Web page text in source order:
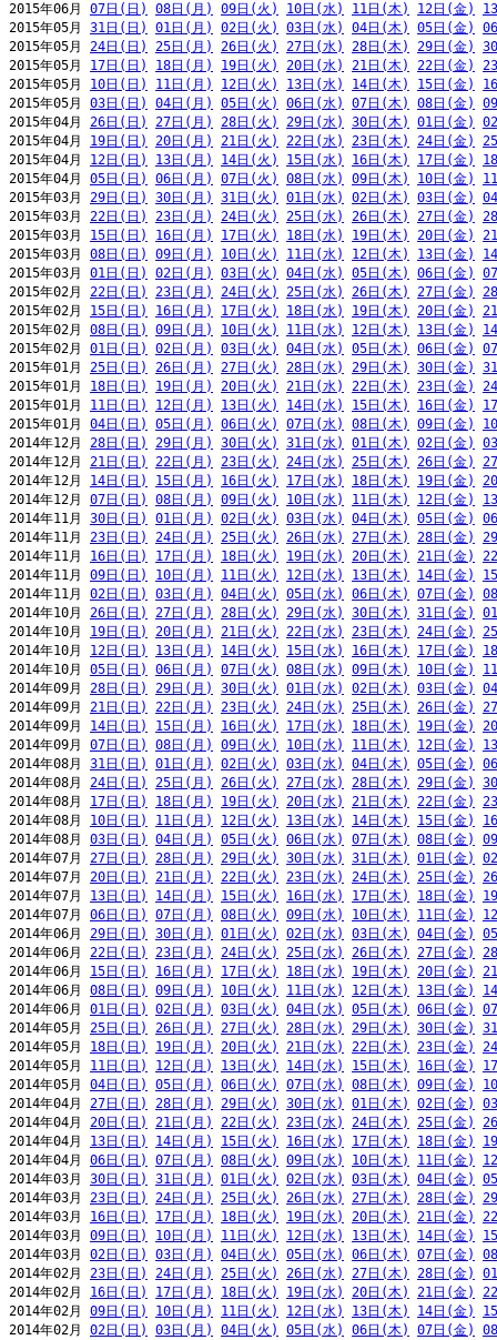
2015年06月 07日(日) 08日(月) 09日(火) 10日(水) 11日(木) 12日(金)
2015年05月 31日(日) 01日(月) 02日(火) 03日(水) 04日(木) 05日(金)
2015年05月 24日(日) 25日(月) 26日(火) 27日(水) 28日(木) 29日(金)
2015年05月 17日(日) 18日(月) 19日(火) 20日(水) 21日(木) 22日(金)
2015年05月 10日(日) 11日(月) 12日(火) 13日(水) 14日(木) 15日(金)
2015年05月 03日(日) 04日(月) 05日(火) 06日(水) 07日(木) 08日(金)
2015年04月 26日(日) 27日(月) 28日(火) 29日(水) 30日(木) 01日(金)
2015年04月 19日(日) 20日(月) 21日(火) 22日(水) 23日(木) 24日(金)
2015年04月 12日(日) 13日(月) 14日(火) 15日(水) 16日(木) 17日(金)
2015年04月 05日(日) 06日(月) 07日(火) 08日(水) 09日(木) 10日(金)
2015年03月 29日(日) 30日(月) 31日(火) 01日(水) 02日(木) 03日(金)
2015年03月 22日(日) 23日(月) 24日(火) 25日(水) 26日(木) 27日(金)
2015年03月 15日(日) 16日(月) 17日(火) 18日(水) 19日(木) 20日(金)
2015年03月 08日(日) 09日(月) 10日(火) 11日(水) 12日(木) 13日(金)
2015年03月 01日(日) 02日(月) 03日(火) 04日(水) 05日(木) 06日(金)
2015年02月 22日(日) 23日(月) 24日(火) 25日(水) 26日(木) 27日(金)
2015年02月 15日(日) 16日(月) 17日(火) 18日(水) 19日(木) 20日(金)
2015年02月 08日(日) 09日(月) 10日(火) 11日(水) 12日(木) 13日(金)
2015年02月 01日(日) 02日(月) 03日(火) 04日(水) 05日(木) 06日(金)
2015年01月 25日(日) 26日(月) 27日(火) 28日(水) 29日(木) 30日(金)
2015年01月 18日(日) 19日(月) 20日(火) 21日(水) 22日(木) 23日(金)
2015年01月 11日(日) 12日(月) 13日(火) 14日(水) 15日(木) 16日(金)
2015年01月 04日(日) 05日(月) 06日(火) 07日(水) 08日(木) 09日(金)
2014年12月 28日(日) 29日(月) 30日(火) 31日(水) 01日(木) 02日(金)
2014年12月 21日(日) 22日(月) 23日(火) 24日(水) 25日(木) 26日(金)
2014年12月 14日(日) 15日(月) 16日(火) 17日(水) 18日(木) 19日(金)
2014年12月 07日(日) 08日(月) 09日(火) 10日(水) 11日(木) 12日(金)
2014年11月 30日(日) 01日(月) 02日(火) 03日(水) 04日(木) 05日(金)
2014年11月 23日(日) 24日(月) 25日(火) 26日(水) 27日(木) 28日(金)
2014年11月 16日(日) 17日(月) 18日(火) 19日(水) 20日(木) 21日(金)
2014年11月 09日(日) 10日(月) 11日(火) 12日(水) 13日(木) 14日(金)
2014年11月 02日(日) 03日(月) 04日(火) 05日(水) 06日(木) 07日(金)
2014年10月 26日(日) 27日(月) 28日(火) 29日(水) 30日(木) 31日(金)
2014年10月 19日(日) 20日(月) 21日(火) 22日(水) 23日(木) 24日(金)
2014年10月 12日(日) 13日(月) 14日(火) 15日(水) 16日(木) 17日(金)
2014年10月 05日(日) 06日(月) 07日(火) 08日(水) 09日(木) 10日(金)
2014年09月 28日(日) 29日(月) 30日(火) 01日(水) 02日(木) 03日(金)
2014年09月 21日(日) 22日(月) 23日(火) 24日(水) 25日(木) 26日(金)
2014年09月 14日(日) 15日(月) 16日(火) 17日(水) 18日(木) 19日(金)
2014年09月 07日(日) 08日(月) 09日(火) 10日(水) 11日(木) 12日(金)
2014年08月 31日(日) 01日(月) 02日(火) 03日(水) 04日(木) 05日(金)
2014年08月 24日(日) 25日(月) 26日(火) 27日(水) 28日(木) 29日(金)
2014年08月 17日(日) 18日(月) 19日(火) 20日(水) 21日(木) 22日(金)
2014年08月 10日(日) 11日(月) 12日(火) 13日(水) 14日(木) 15日(金)
2014年08月 03日(日) 04日(月) 05日(火) 06日(水) 07日(木) 08日(金)
2014年07月 27日(日) 28日(月) 29日(火) 30日(水) 31日(木) 01日(金)
2014年07月 20日(日) 21日(月) 22日(火) 23日(水) 24日(木) 25日(金)
2014年07月 13日(日) 14日(月) 15日(火) 16日(水) 17日(木) 18日(金)
2014年07月 06日(日) 07日(月) 08日(火) 09日(水) 10日(木) 11日(金)
2014年06月 29日(日) 30日(月) 01日(火) 02日(水) 03日(木) 04日(金)
2014年06月 22日(日) 23日(月) 24日(火) 25日(水) 26日(木) 27日(金)
2014年06月 15日(日) 16日(月) 17日(火) 18日(水) 19日(木) 20日(金)
2014年06月 08日(日) 09日(月) 10日(火) 11日(水) 12日(木) 13日(金)
2014年06月 01日(日) 02日(月) 03日(火) 04日(水) 05日(木) 06日(金)
2014年05月 25日(日) 26日(月) 27日(火) 28日(水) 29日(木) 30日(金)
2014年05月 18日(日) 19日(月) 20日(火) 21日(水) 22日(木) 23日(金)
2014年05月 11日(日) 12日(月) 13日(火) 14日(水) 15日(木) 16日(金)
2014年05月 04日(日) 05日(月) 06日(火) 07日(水) 08日(木) 09日(金)
2014年04月 27日(日) 28日(月) 29日(火) 30日(水) 01日(木) 02日(金)
2014年04月 20日(日) 21日(月) 22日(火) 23日(水) 24日(木) 25日(金)
2014年04月 13日(日) 14日(月) 15日(火) 16日(水) 17日(木) 18日(金)
2014年04月 06日(日) 07日(月) 08日(火) 09日(水) 10日(木) 11日(金)
2014年03月 30日(日) 31日(月) 01日(火) 02日(水) 03日(木) 04日(金)
2014年03月 23日(日) 24日(月) 25日(火) 26日(水) 27日(木) 28日(金)
2014年03月 16日(日) 17日(月) 18日(火) 19日(水) 20日(木) 21日(金)
2014年03月 09日(日) 10日(月) 11日(火) 12日(水) 13日(木) 14日(金)
2014年03月 02日(日) 03日(月) 04日(火) 05日(水) 06日(木) 07日(金)
2014年02月 23日(日) 24日(月) 25日(火) 26日(水) 27日(木) 28日(金)
2014年02月 16日(日) 17日(月) 18日(火) 19日(水) 20日(木) 21日(金)
2014年02月 09日(日) 10日(月) 11日(火) 12日(水) 13日(木) 14日(金)
2014年02月 02日(日) 03日(月) 04日(火) 05日(水) 06日(木) 07日(金)